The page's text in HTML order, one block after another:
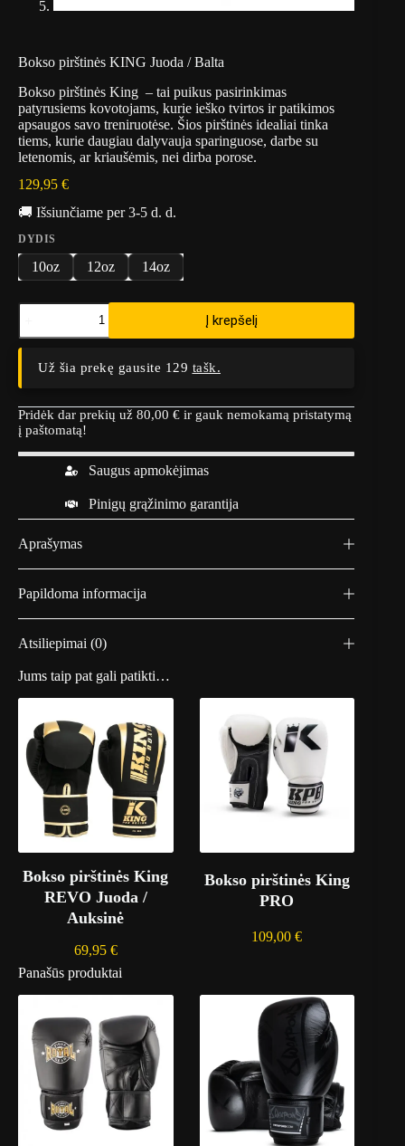
Bokso pirštinės KING Juoda / Balta
Bokso pirštinės King – tai puikus pasirinkimas
patyrusiems kovotojams, kurie ieško tvirtos ir patikimos
apsaugos savo treniruotėse. Šios pirštinės idealiai tinka
tiems, kurie daugiau dalyvauja sparinguose, darbe su
letenomis, ar kriaušėmis, nei dirba porose.
129,95 €
🚚 Išsiunčiame per 3-5 d. d.
DYDIS
10oz 12oz 14oz
produkto
Bokso
pirštinės
KING
Juoda
Balta
Į krepšelį
Už šia prekę gausite 129 tašk.
Pridėk dar prekių už 80,00 € ir gauk nemokamą pristatymą
į paštomatą!
Saugus apmokėjimas
Pinigų grąžinimo garantija
Aprašymas
Papildoma informacija
Atsiliepimai (0)
Jums taip pat gali patikti…
Bokso pirštinės King
REVO Juoda /
Auksinė
69,95 €
Bokso pirštinės King
PRO
109,00€
Panašūs produktai